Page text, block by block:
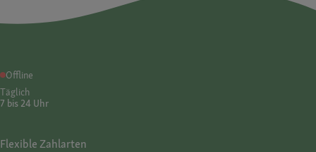
Offline
Täglich
7 bis 24 Uhr
Flexible Zahlarten